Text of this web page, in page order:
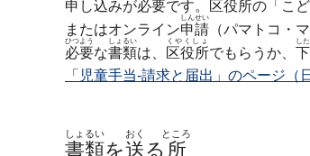
申 し込みが必要です。 区役所の「こ
またはオンライン申請
しんせい
（パマトコ・
必要
ひつよう
な書類
しょるい
は、 区役所
くやくしょ
でもらうか、 下
した
「児童手当-請求と届出」のページ（
書類
しょるい
を送
おく
る 所
ところ